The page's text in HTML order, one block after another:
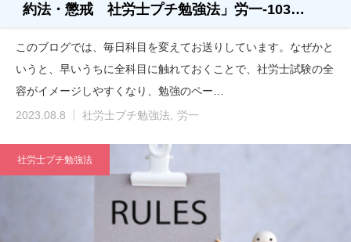
約法・懲戒 社労士プチ勉強法」労一-103…
このブログでは、毎日科目を変えてお送りしています。なぜかと
いうと、早いうちに全科目に触れておくことで、社労士試験の全
容がイメージしやすくなり、勉強のペー…
2023.08.8
社労士プチ勉強法 労一
社労士プチ勉強法